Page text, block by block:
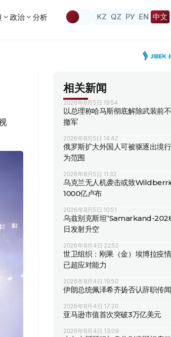
政治 分析 KZ QZ РУ EN 中文
相关新闻
2026年8月5日 19:54
以总理称哈马斯彻底解除武装前
撤军
2026年8月5日 14:42
俄罗斯扩大外国人可被驱逐出境
为范围
2026年8月5日 11:32
乌克兰无人机袭击或致
1000亿卢布
2026年8月5日 10:51
乌兹别克斯坦“Samarkand-
日发射升空
2026年8月4日 22:52
世卫组织：刚果（金）埃博拉疫
已超应对能力
2026年8月4日 19:50
伊朗总统佩泽希齐扬否认辞职传闻
2026年8月4日 17:20
亚马逊市值首次突破3万亿美元
2026年8月4日 13:09